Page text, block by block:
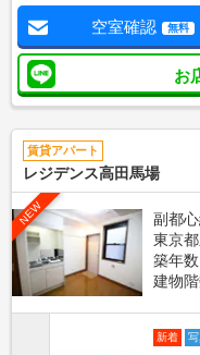
空室確認 無料
お
賃貸アパート
レジデンス高田馬場
NEW
副都
東京
築年数
建物
新着